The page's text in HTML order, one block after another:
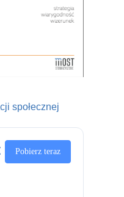
społecznej
Pobierz teraz